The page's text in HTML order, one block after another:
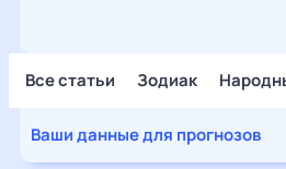
Все статьи Зодиак
Ваши данные для прогнозов